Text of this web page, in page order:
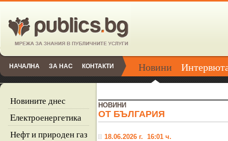
НАЧАЛНА ЗА НАС КОНТАКТИ Новини
Новините днес
Eлектроенергетика
Нефт и природен газ
НОВИНИ
ОТ БЪЛГАРИЯ
18.06.2026 г. 16:01 ч.